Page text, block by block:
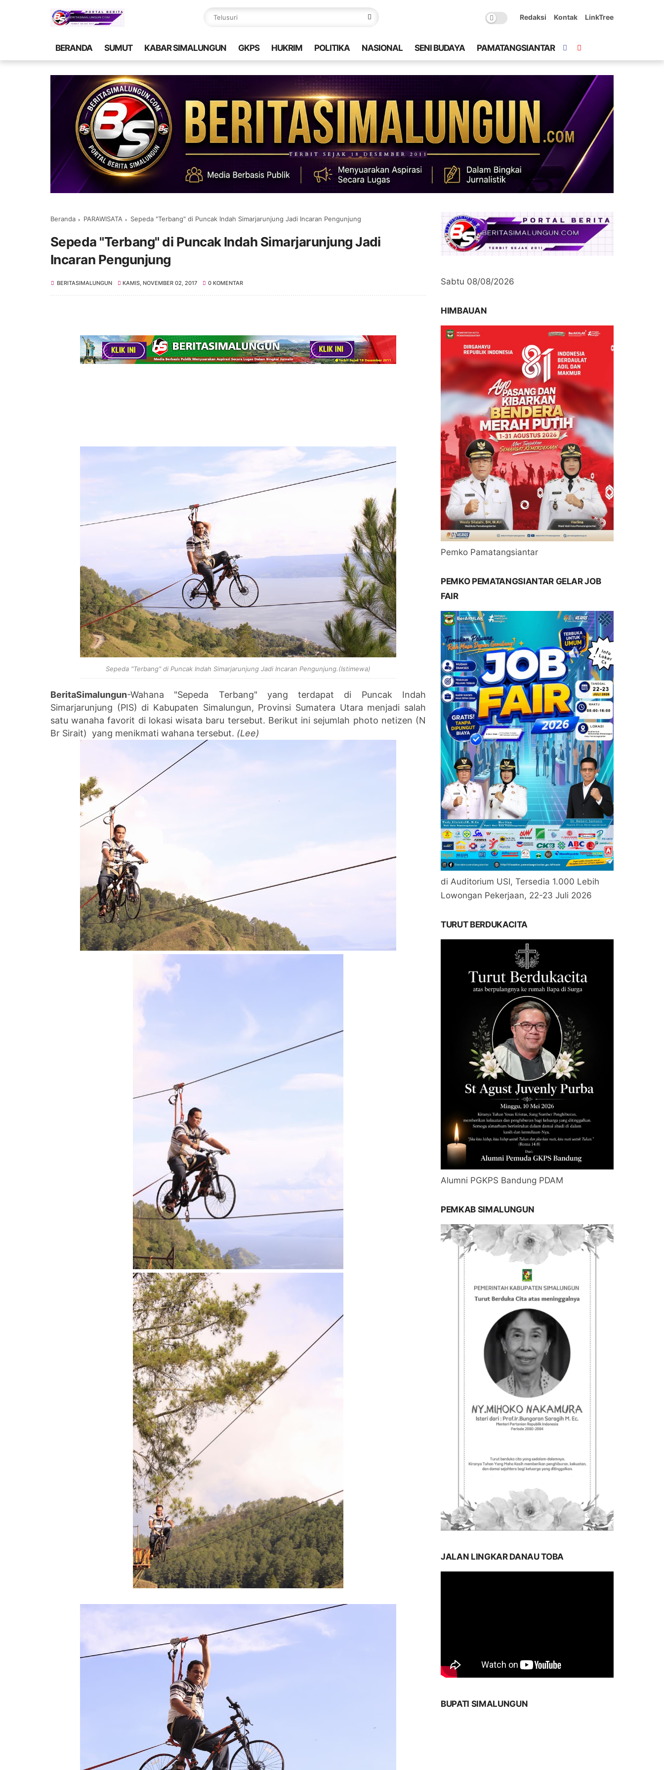
Redaksi Kontak LinkTree
BERANDA SUMUT KABAR SIMALUNGUN GKPS HUKRIM POLITIKA NASIONAL SENI BUDAYA PAMATANGSIANTAR
Beranda PARAWISATA Sepeda "Terbang" di Puncak Indah Simarjarunjung Jadi Incaran Pengunjung
Sepeda "Terbang" di Puncak Indah Simarjarunjung Jadi
Incaran Pengunjung
BERITASIMALUNGUN KAMIS, NOVEMBER 02, 2017 0 KOMENTAR
Sepeda "Terbang" di Puncak Indah Simarjarunjung Jadi Incaran Pengunjung.(Istimewa)
BeritaSimalungun-Wahana "Sepeda Terbang" yang terdapat di Puncak Indah
Simarjarunjung (PIS) di Kabupaten Simalungun, Provinsi Sumatera Utara menjadi salah
satu wanaha favorit di lokasi wisata baru tersebut. Berikut ini sejumlah photo netizen (N
Br Sirait) yang menikmati wahana tersebut. (Lee)
Sabtu 08/08/2026
HIMBAUAN
Pemko Pamatangsiantar
PEMKO PEMATANGSIANTAR GELAR JOB
FAIR
di Auditorium USI, Tersedia 1.000 Lebih
Lowongan Pekerjaan, 22-23 Juli 2026
TURUT BERDUKACITA
Alumni PGKPS Bandung PDAM
PEMKAB SIMALUNGUN
JALAN LINGKAR DANAU TOBA
BUPATI SIMALUNGUN